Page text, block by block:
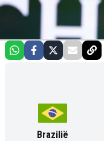
Brazilië